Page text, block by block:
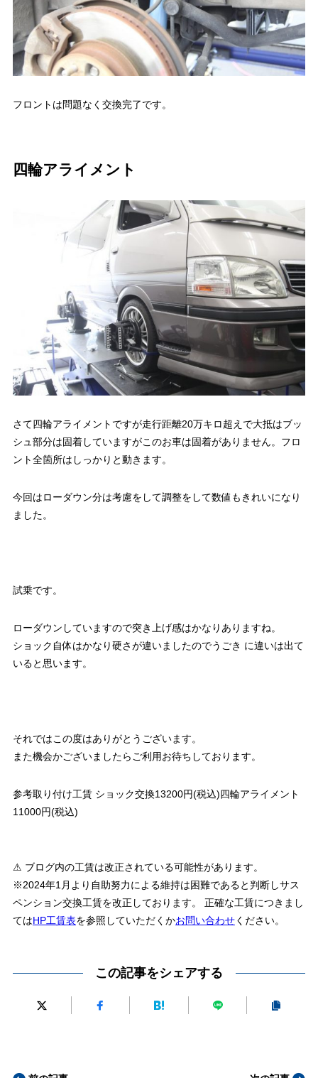
フロントは問題なく交換完了です。
四輪アライメント
さて四輪アライメントですが走行距離20万キロ超えで大抵はブッ
シュ部分は固着していますがこのお車は固着がありません。フロ
ント全箇所はしっかりと動きます。
今回はローダウン分は考慮をして調整をして数値もきれいになり
ました。
試乗です。
ローダウンしていますので突き上げ感はかなりありますね。
ショック自体はかなり硬さが違いましたのでうごき に違いは出て
いると思います。
それではこの度はありがとうございます。
また機会かございましたらご利用お待ちしております。
参考取り付け工賃 ショック交換13200円(税込)四輪アライメント
11000円(税込)
⚠ ブログ内の工賃は改正されている可能性があります。
※2024年1月より自助努力による維持は困難であると判断しサス
ペンション交換工賃を改正しております。 正確な工賃につきまし
てはHP工賃表を参照していただくかお問い合わせください。
この記事をシェアする